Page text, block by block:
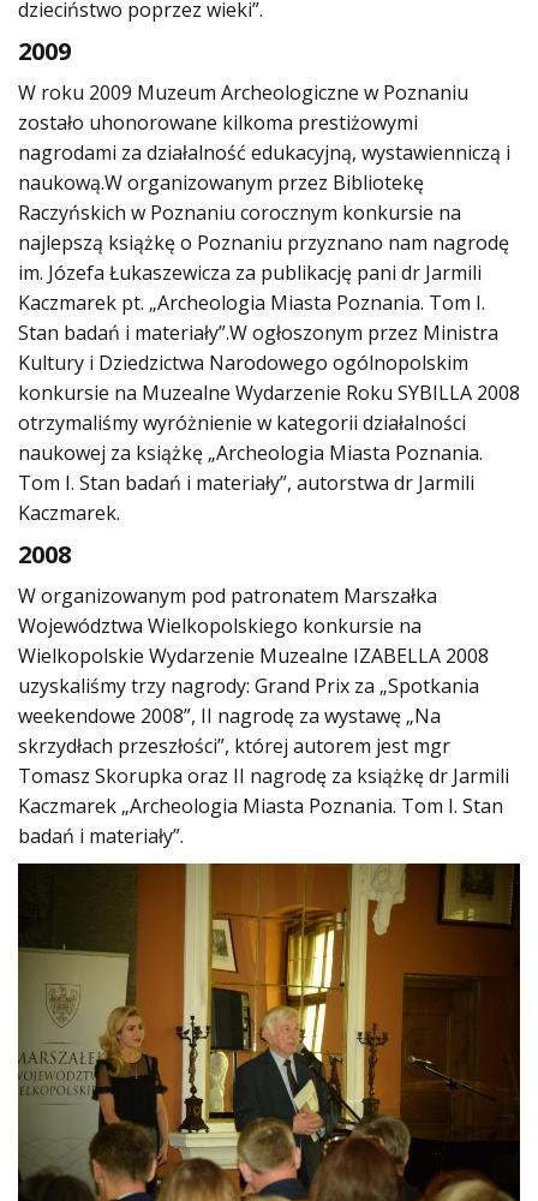
dzieciństwo poprzez wieki”.
2009
W roku 2009 Muzeum Archeologiczne w Poznaniu
zostało uhonorowane kilkoma prestiżowymi
nagrodami za działalność edukacyjną, wystawienniczą i
naukową.W organizowanym przez Bibliotekę
Raczyńskich w Poznaniu corocznym konkursie na
najlepszą książkę o Poznaniu przyznano nam nagrodę
im. Józefa Łukaszewicza za publikację pani dr Jarmili
Kaczmarek pt. „Archeologia Miasta Poznania. Tom I.
Stan badań i materiały”.W ogłoszonym przez Ministra
Kultury i Dziedzictwa Narodowego ogólnopolskim
konkursie na Muzealne Wydarzenie Roku SYBILLA 2008
otrzymaliśmy wyróżnienie w kategorii działalności
naukowej za książkę „Archeologia Miasta Poznania.
Tom I. Stan badań i materiały”, autorstwa dr Jarmili
Kaczmarek.
2008
W organizowanym pod patronatem Marszałka
Województwa Wielkopolskiego konkursie na
Wielkopolskie Wydarzenie Muzealne IZABELLA 2008
uzyskaliśmy trzy nagrody: Grand Prix za „Spotkania
weekendowe 2008”, II nagrodę za wystawę „Na
skrzydłach przeszłości”, której autorem jest mgr
Tomasz Skorupka oraz II nagrodę za książkę dr Jarmili
Kaczmarek „Archeologia Miasta Poznania. Tom I. Stan
badań i materiały”.